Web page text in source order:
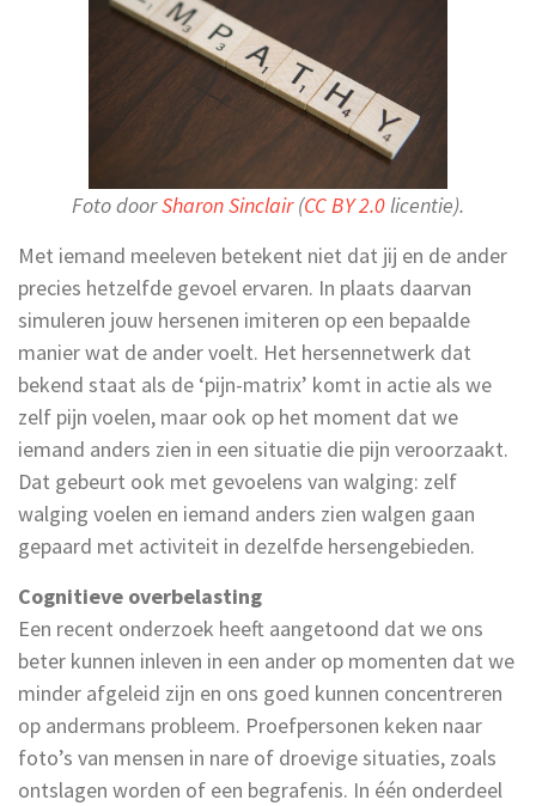
Foto doorSharon Sinclair(CC BY 2.0 licentie).
Met iemand meeleven betekent niet dat jij en de ander
precies hetzelfde gevoel ervaren. In plaats daarvan
simuleren jouw hersenen imiteren op een bepaalde
manier wat de ander voelt. Het hersennetwerk dat
bekend staat als de ‘pijn-matrix’ komt in actie als we
zelf pijn voelen, maar ook op het moment dat we
iemand anders zien in een situatie die pijn veroorzaakt.
Dat gebeurt ook met gevoelens van walging: zelf
walging voelen en iemand anders zien walgen gaan
gepaard met activiteit in dezelfde hersengebieden.
Cognitieve overbelasting
Een recent onderzoek heeft aangetoond dat we ons
beter kunnen inleven in een ander op momenten dat we
minder afgeleid zijn en ons goed kunnen concentreren
op andermans probleem. Proefpersonen keken naar
foto’s van mensen in nare of droevige situaties, zoals
ontslagen worden of een begrafenis. In één onderdeel